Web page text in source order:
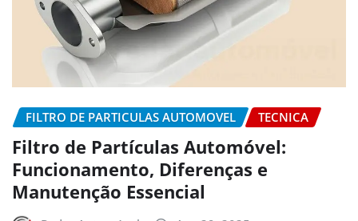
FILTRO DE PARTICULAS AUTOMOVEL TECNICA
Filtro de Partículas Automóvel:
Funcionamento, Diferenças e
Manutenção Essencial